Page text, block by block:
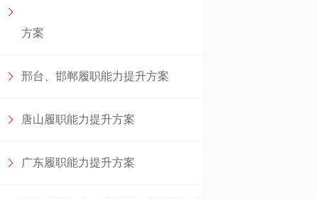
方案
邢台、邯郸履职能力提升方案
唐山履职能力提升方案
广东履职能力提升方案